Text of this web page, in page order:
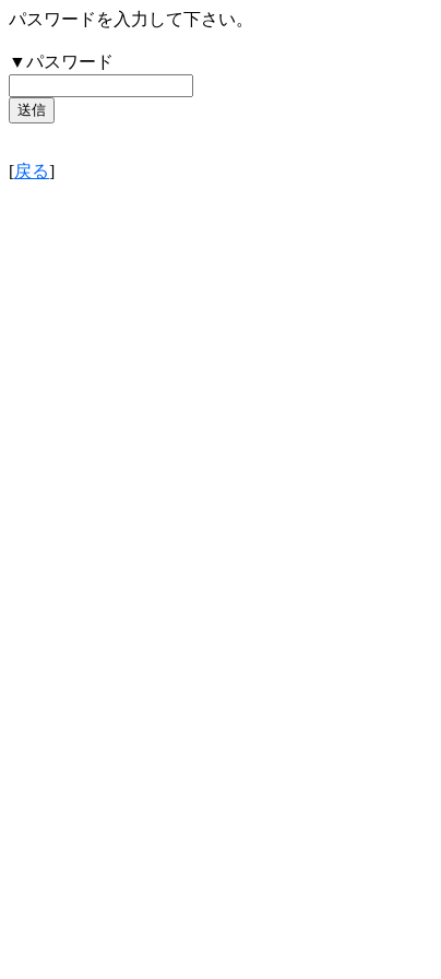
パスワードを入力して下さい。
▼パスワード
[戻る]